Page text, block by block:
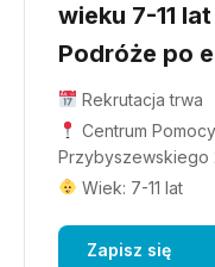
wieku 7-11
Podróże po
Rekrutacja trwa
Centrum
Przybyszewskiego
Wiek: 7-11 lat
Zapisz się